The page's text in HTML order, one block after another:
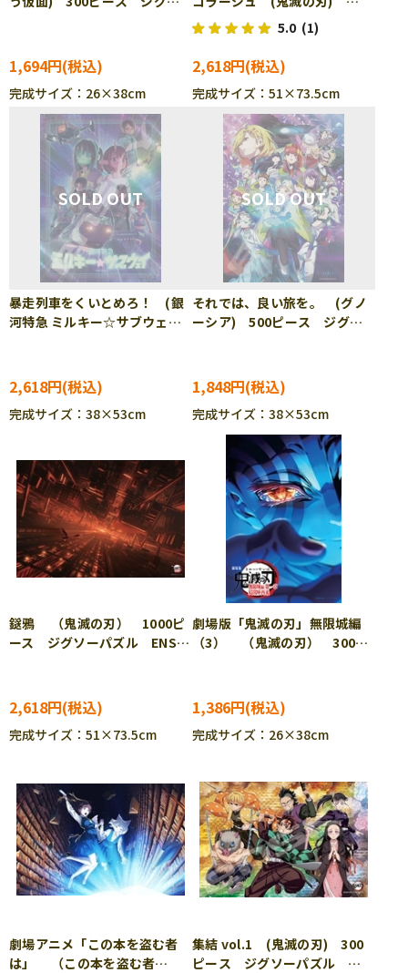
1,694円
完成サイズ：26×38cm
1000ピース ジグソーパズ
ル ENS-1000T-566
5.0 (1)
2,618円
完成サイズ：51×73.5cm
暴走列車をくいとめろ！ (銀
河特急 ミルキー☆サブウェ
2,618円
完成サイズ：38×53cm
それでは、良い旅を。 (グノ
ーシア) 500ピース ジグソ
1,848円
完成サイズ：38×53cm
鎹鴉 （鬼滅の刃） 1000ピ
ース ジグソーパズル ENS-
2,618円
完成サイズ：51×73.5cm
劇場版「鬼滅の刃」無限城編
（3） （鬼滅の刃） 300ピ
1,386円
完成サイズ：26×38cm
劇場アニメ「この本を盗む者
は」 （この本を盗む者
集結 vol.1 (鬼滅の刃) 300
ピース ジグソーパズル